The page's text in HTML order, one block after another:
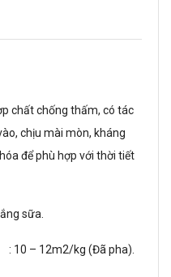
thấm, có tác
chịu mài mòn, kháng
để phù hợp với thời tiết
– 12m2/kg (Đã pha).